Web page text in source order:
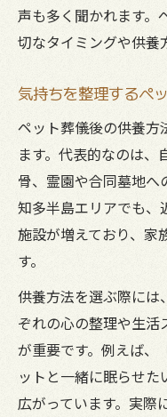
声も多く聞かれます。
切なタイミングや供養
気持ちを整理するペ
ペット葬儀後の供養方
ます。代表的なのは
骨、霊園や合同墓地へ
知多半島エリアでも、
施設が増えており、家
す。
供養方法を選ぶ際には
ぞれの心の整理や生活
が重要です。例えば、
ットと一緒に眠らせ
広がっています。実際